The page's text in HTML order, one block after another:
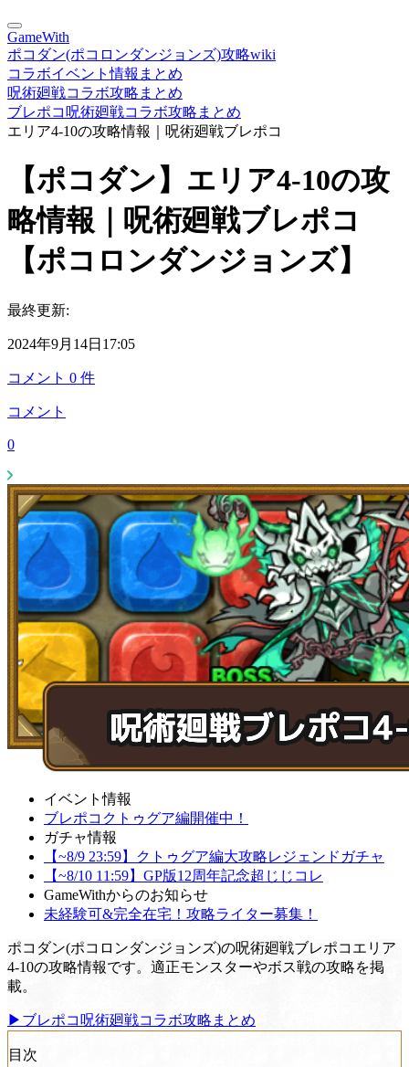
GameWith
ポコダン(ポコロンダンジョンズ)攻略wiki
コラボイベント情報まとめ
呪術廻戦コラボ攻略まとめ
ブレポコ呪術廻戦コラボ攻略まとめ
エリア4-10の攻略情報｜呪術廻戦ブレポコ
【ポコダン】エリア4-10の攻
略情報｜呪術廻戦ブレポコ
【ポコロンダンジョンズ】
最終更新:
2024年9月14日17:05
コメント 0 件
コメント
0
イベント情報
ブレポコクトゥグア編開催中！
ガチャ情報
【~8/9 23:59】クトゥグア編大攻略レジェンドガチャ
【~8/10 11:59】GP版12周年記念超じじコレ
GameWithからのお知らせ
未経験可&完全在宅！攻略ライター募集！
ポコダン(ポコロンダンジョンズ)の呪術廻戦ブレポコエリア
4-10の攻略情報です。適正モンスターやボス戦の攻略を掲
載。
▶︎ブレポコ呪術廻戦コラボ攻略まとめ
目次